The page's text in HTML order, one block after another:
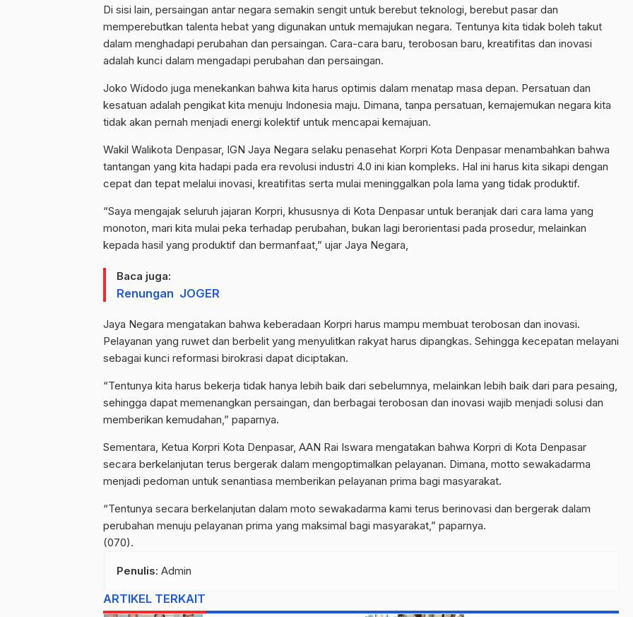
Di sisi lain, persaingan antar negara semakin sengit untuk berebut teknologi, berebut pasar dan
memperebutkan talenta hebat yang digunakan untuk memajukan negara. Tentunya kita tidak boleh takut
dalam menghadapi perubahan dan persaingan. Cara-cara baru, terobosan baru, kreatifitas dan inovasi
adalah kunci dalam mengadapi perubahan dan persaingan.
Joko Widodo juga menekankan bahwa kita harus optimis dalam menatap masa depan. Persatuan dan
kesatuan adalah pengikat kita menuju Indonesia maju. Dimana, tanpa persatuan, kemajemukan negara kita
tidak akan pernah menjadi energi kolektif untuk mencapai kemajuan.
Wakil Walikota Denpasar, IGN Jaya Negara selaku penasehat Korpri Kota Denpasar menambahkan bahwa
tantangan yang kita hadapi pada era revolusi industri 4.0 ini kian kompleks. Hal ini harus kita sikapi dengan
cepat dan tepat melalui inovasi, kreatifitas serta mulai meninggalkan pola lama yang tidak produktif.
“Saya mengajak seluruh jajaran Korpri, khususnya di Kota Denpasar untuk beranjak dari cara lama yang
monoton, mari kita mulai peka terhadap perubahan, bukan lagi berorientasi pada prosedur, melainkan
kepada hasil yang produktif dan bermanfaat,” ujar Jaya Negara,
Baca juga:
Renungan JOGER
Jaya Negara mengatakan bahwa keberadaan Korpri harus mampu membuat terobosan dan inovasi.
Pelayanan yang ruwet dan berbelit yang menyulitkan rakyat harus dipangkas. Sehingga kecepatan melayani
sebagai kunci reformasi birokrasi dapat diciptakan.
“Tentunya kita harus bekerja tidak hanya lebih baik dari sebelumnya, melainkan lebih baik dari para pesaing,
sehingga dapat memenangkan persaingan, dan berbagai terobosan dan inovasi wajib menjadi solusi dan
memberikan kemudahan,” paparnya.
Sementara, Ketua Korpri Kota Denpasar, AAN Rai Iswara mengatakan bahwa Korpri di Kota Denpasar
secara berkelanjutan terus bergerak dalam mengoptimalkan pelayanan. Dimana, motto sewakadarma
menjadi pedoman untuk senantiasa memberikan pelayanan prima bagi masyarakat.
“Tentunya secara berkelanjutan dalam moto sewakadarma kami terus berinovasi dan bergerak dalam
perubahan menuju pelayanan prima yang maksimal bagi masyarakat,” paparnya.
(070).
Penulis: Admin
ARTIKEL TERKAIT